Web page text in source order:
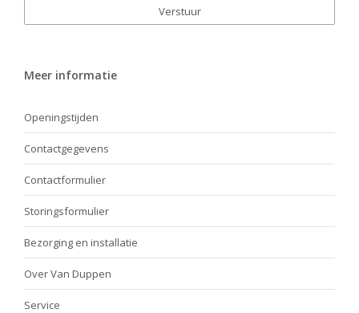
Verstuur
Meer informatie
Openingstijden
Contactgegevens
Contactformulier
Storingsformulier
Bezorging en installatie
Over Van Duppen
Service